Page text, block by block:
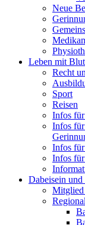
Neue
Leben mit
Recht
Sport
Reisen
Infos
Infos
Infos
Infos
Dabeisein
Mitglied